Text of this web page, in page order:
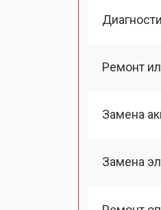
Ремонт
Замена
Замена